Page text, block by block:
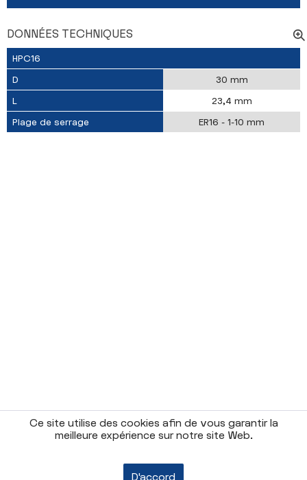
DONNÉES TECHNIQUES
HPC16
D
30 mm
L
23,4 mm
Plage de serrage
ER16 - 1-10 mm
Ce site utilise des cookies afin de vous garantir la
meilleure expérience sur notre site Web.